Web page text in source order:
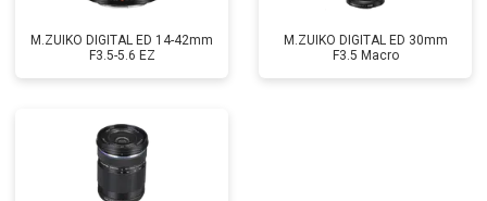
M.ZUIKO DIGITAL ED 14-42mm
F3.5-5.6 EZ
M.ZUIKO DIGITAL ED 30mm
F3.5 Macro